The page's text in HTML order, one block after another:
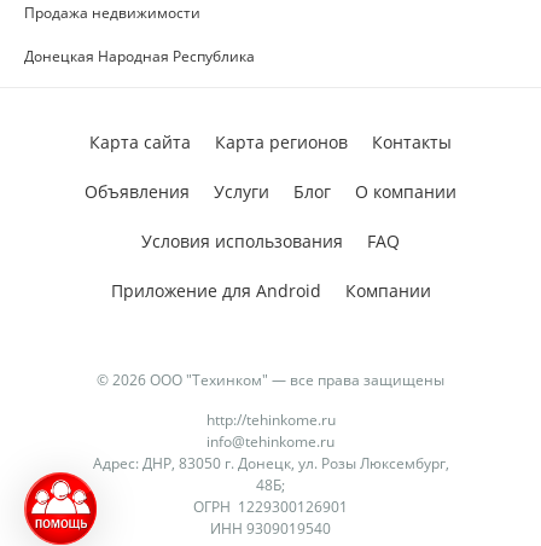
Продажа недвижимости
Донецкая Народная Республика
© 2026 ООО "Техинком" — все права защищены
http://tehinkome.ru
info@tehinkome.ru
Адрес: ДНР, 83050 г. Донецк, ул. Розы Люксембург,
48Б;
ОГРН 1229300126901
ИНН 9309019540
Карта сайта Карта регионов Контакты
Объявления Услуги Блог О компании
Условия использования FAQ
Приложение для Android Компании